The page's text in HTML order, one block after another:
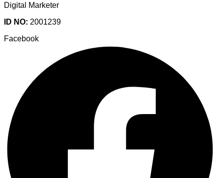
Digital Marketer
ID NO: 2001239
Facebook